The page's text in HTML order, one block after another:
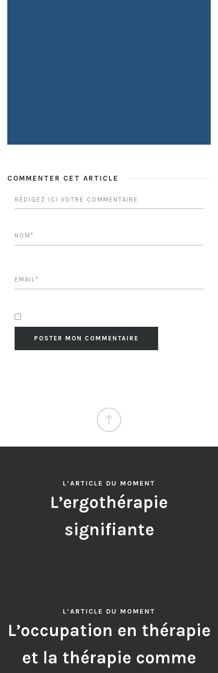
COMMENTER CET ARTICLE
L’ARTICLE DU MOMENT
L’ergothérapie
signifiante
L’ARTICLE DU MOMENT
L’occupation en thérapie
et la thérapie comme